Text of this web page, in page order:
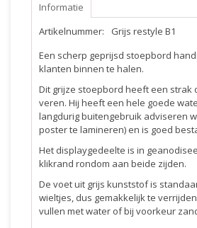
Informatie
Artikelnummer:
Grijs restyle B1
Een scherp geprijsd stoepbord
klanten binnen te halen.
Dit grijze stoepbord heeft een strak
veren. Hij heeft een hele goede
langdurig buitengebruik adviseren
poster te lamineren) en is goed
Het displaygedeelte is in
klikrand rondom aan beide zijden.
De voet uit grijs kunststof is
wieltjes, dus gemakkelijk te
vullen met water of bij voorkeur